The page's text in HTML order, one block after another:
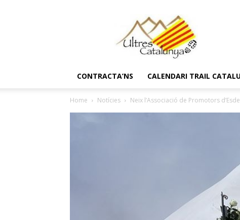
CONTRACTA’NS CALENDARI TRAIL
Home Notícies Neix l’Associació de Promotors